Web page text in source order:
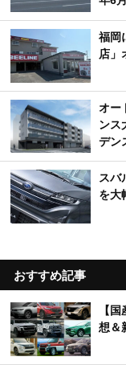
福岡
店」
オー
ンス
デン
スバ
を大
おすすめ記事
【
想＆